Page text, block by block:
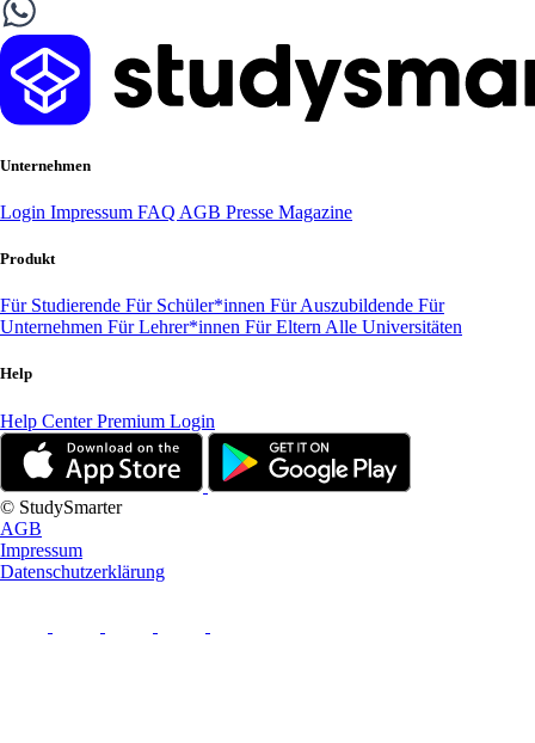
Unternehmen
Login Impressum FAQ AGB Presse Magazine
Produkt
Für Studierende Für Schüler*innen Für Auszubildende Für
Unternehmen Für Lehrer*innen Für Eltern Alle Universitäten
Help
Help CenterPremium Login
© StudySmarter
AGB
Impressum
Datenschutzerklärung